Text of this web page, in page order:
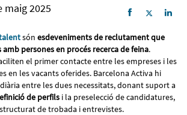
maig 2025
són esdeveniments de reclutament que
persones en procés recerca de feina.
el primer contacte entre les empreses i les
en les vacants oferides. Barcelona Activa hi
entre les dues necessitats, donant suport a
de perfils i la preselecció de candidatures,
de trobada i entrevistes.